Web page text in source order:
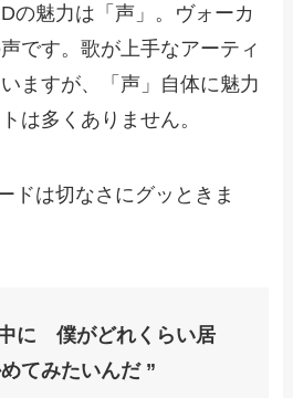
の魅力は「声」。ヴォーカ
です。歌が上手なアーティ
ますが、「声」自体に魅力
は多くありません。
ドは切なさにグッときま
に 僕がどれくらい居
てみたいんだ ”